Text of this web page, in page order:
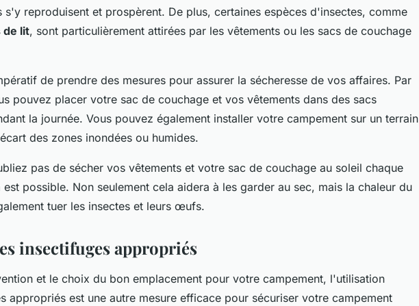
s'y reproduisent et prospèrent. De plus, certaines espèces d'insectes, comme
de lit, sont particulièrement attirées par les vêtements ou les sacs de couchage
de prendre des mesures pour assurer la sécheresse de vos affaires. Par
pouvez placer votre sac de couchage et vos vêtements dans des sacs
la journée. Vous pouvez également installer votre campement sur un terrain
des zones inondées ou humides.
pas de sécher vos vêtements et votre sac de couchage au soleil chaque
possible. Non seulement cela aidera à les garder au sec, mais la chaleur du
tuer les insectes et leurs œufs.
insectifuges appropriés
et le choix du bon emplacement pour votre campement, l'utilisation
appropriés est une autre mesure efficace pour sécuriser votre campement